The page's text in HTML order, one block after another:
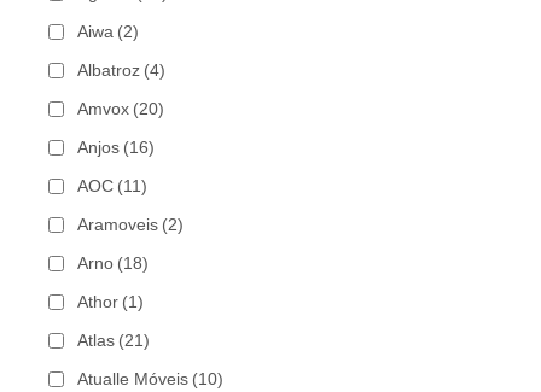
Aiwa (2)
Albatroz (4)
Amvox (20)
Anjos (16)
AOC (11)
Aramoveis (2)
Arno (18)
Athor (1)
Atlas (21)
Atualle Móveis (10)